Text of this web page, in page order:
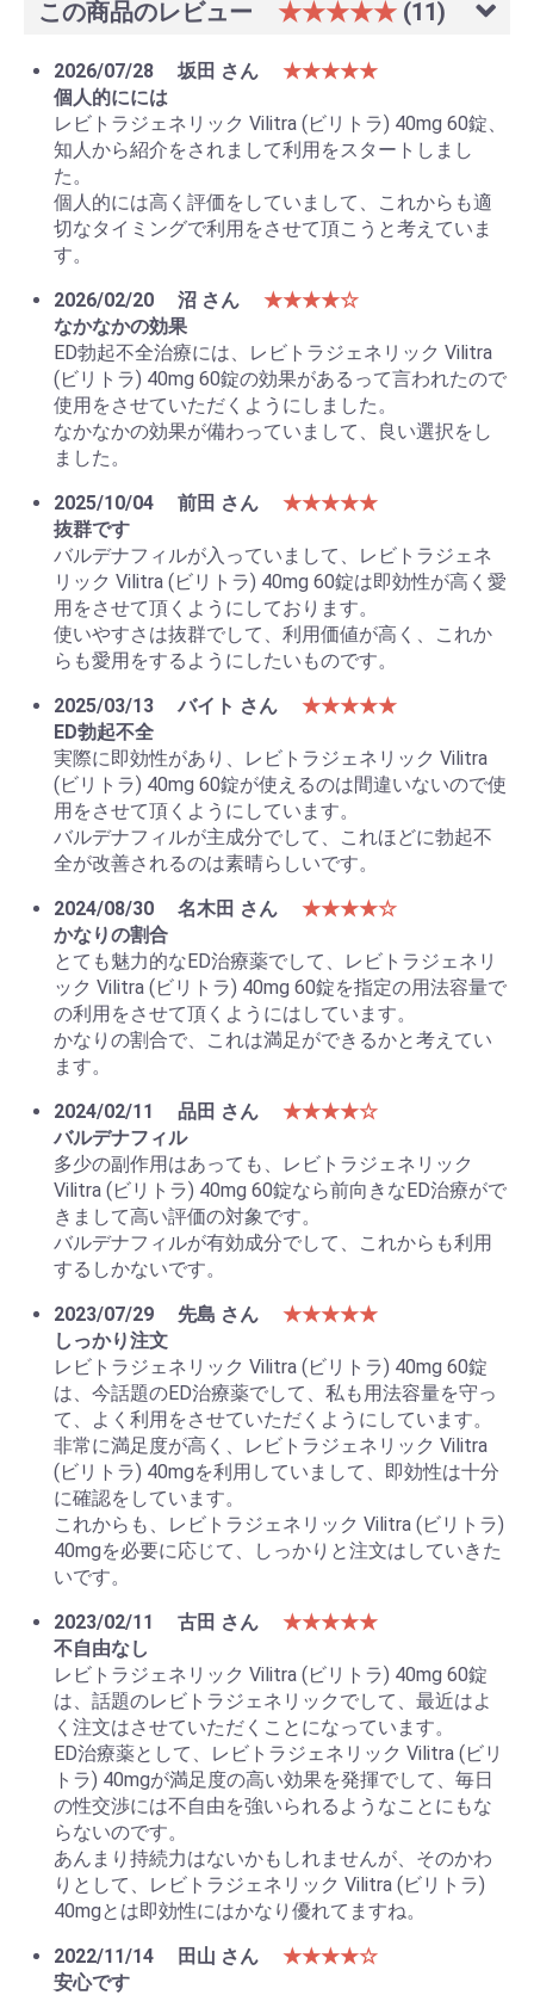
お買い物を続ける カートへ進む
この商品のレビュー ★★★★★ (11)
2026/07/28 坂田 さん
★★★★★
個人的にには
レビトラジェネリック Vilitra (ビリトラ) 40mg 60錠、
知人から紹介をされまして利用をスタートしまし
た。
個人的には高く評価をしていまして、これからも適
切なタイミングで利用をさせて頂こうと考えていま
す。
2026/02/20
沼 さん
★★★★☆
なかなかの効果
ED勃起不全治療には、レビトラジェネリック Vilitra
(ビリトラ) 40mg 60錠の効果があるって言われたので
使用をさせていただくようにしました。
なかなかの効果が備わっていまして、良い選択をし
ました。
2025/10/04
前田 さん
★★★★★
抜群です
バルデナフィルが入っていまして、レビトラジェネ
リック Vilitra (ビリトラ) 40mg 60錠は即効性が高く愛
用をさせて頂くようにしております。
使いやすさは抜群でして、利用価値が高く、これか
らも愛用をするようにしたいものです。
2025/03/13
バイト さん
★★★★★
ED勃起不全
実際に即効性があり、レビトラジェネリック Vilitra
(ビリトラ) 40mg 60錠が使えるのは間違いないので使
用をさせて頂くようにしています。
バルデナフィルが主成分でして、これほどに勃起不
全が改善されるのは素晴らしいです。
2024/08/30
名木田 さん
★★★★☆
かなりの割合
とても魅力的なED治療薬でして、レビトラジェネリ
ック Vilitra (ビリトラ) 40mg 60錠を指定の用法容量で
の利用をさせて頂くようにはしています。
かなりの割合で、これは満足ができるかと考えてい
ます。
2024/02/11
品田 さん
★★★★☆
バルデナフィル
多少の副作用はあっても、レビトラジェネリック
Vilitra (ビリトラ) 40mg 60錠なら前向きなED治療がで
きまして高い評価の対象です。
バルデナフィルが有効成分でして、これからも利用
するしかないです。
2023/07/29
先島 さん
★★★★★
しっかり注文
レビトラジェネリック Vilitra (ビリトラ) 40mg 60錠
は、今話題のED治療薬でして、私も用法容量を守っ
て、よく利用をさせていただくようにしています。
非常に満足度が高く、レビトラジェネリック Vilitra
(ビリトラ) 40mgを利用していまして、即効性は十分
に確認をしています。
これからも、レビトラジェネリック Vilitra (ビリトラ)
40mgを必要に応じて、しっかりと注文はしていきた
いです。
2023/02/11
古田 さん
★★★★★
不自由なし
レビトラジェネリック Vilitra (ビリトラ) 40mg 60錠
は、話題のレビトラジェネリックでして、最近はよ
く注文はさせていただくことになっています。
ED治療薬として、レビトラジェネリック Vilitra (ビリ
トラ) 40mgが満足度の高い効果を発揮でして、毎日
の性交渉には不自由を強いられるようなことにもな
らないのです。
あんまり持続力はないかもしれませんが、そのかわ
りとして、レビトラジェネリック Vilitra (ビリトラ)
40mgとは即効性にはかなり優れてますね。
2022/11/14
田山 さん
★★★★☆
安心です